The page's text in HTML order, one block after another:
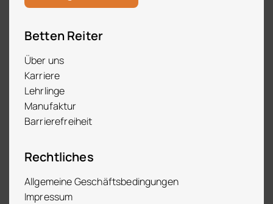
Betten Reiter
Über uns
Karriere
Lehrlinge
Manufaktur
Barrierefreiheit
Rechtliches
Allgemeine Geschäftsbedingungen
Impressum